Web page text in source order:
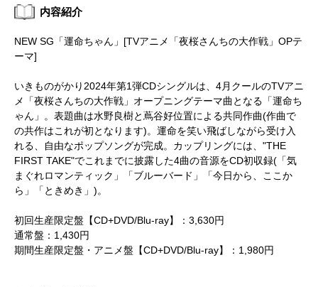
内容紹介
NEW SG「運命ちゃん」[TVアニメ「夜桜さんちの大作戦」OPテ
ーマ]
いきものがかり2024年第1弾CDシングルは、4月クールのTVアニ
メ「夜桜さんちの大作戦」オープニングテーマ曲となる「運命ち
ゃん」。表題曲は水野良樹と蔦谷好位置による共同作曲(作曲で
の共作はこれが初となります)。運命を笑い飛ばしながら受け入
れる、自由なポップソングが完成。カップリングには、"THE
FIRST TAKE"でこれまでに披露した4曲の音源をCD初収録(「気
まぐれロマンティック」「ブルーバード」「今日から、ここか
ら」「ときめき」)。
初回生産限定盤【CD+DVD/Blu-ray】：3,630円
通常盤：1,430円
期間生産限定盤・アニメ盤【CD+DVD/Blu-ray】：1,980円